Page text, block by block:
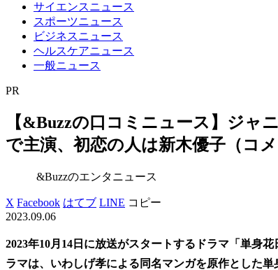
サイエンスニュース
スポーツニュース
ビジネスニュース
ヘルスケアニュース
一般ニュース
PR
【&Buzzの口コミニュース】ジャ
で主演、初恋の人は新木優子（コ
&Buzzのエンタニュース
X Facebook はてブ LINE コピー
2023.09.06
2023年10月14日に放送がスタートするドラマ「単身
ラマは、いわしげ孝による同名マンガを原作とした